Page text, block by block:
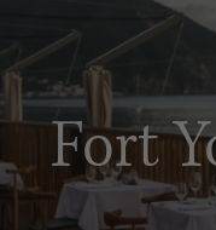
Fort